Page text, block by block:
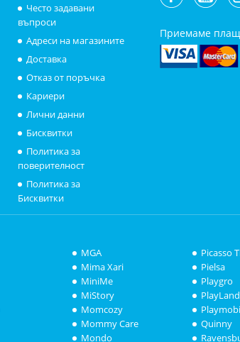
Често задавани
въпроси
Адреси на магазините
Доставка
Отказ от поръчка
Кариери
Лични данни
Бисквитки
Политика за
поверителност
Политика за
Бисквитки
Приемаме
MGA
Mima Xari
MiniMe
MiStory
Momcozy
Mommy Care
Mondo
Picasso
Pielsa
Playgro
PlayLand
Quinny